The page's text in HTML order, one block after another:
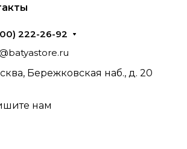
222-26-92
Бережковская наб., д. 20
нам